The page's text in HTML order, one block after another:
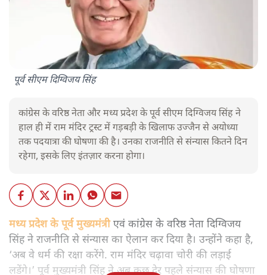
पूर्व सीएम दिग्विजय सिंह
कांग्रेस के वरिष्ठ नेता और मध्य प्रदेश के पूर्व सीएम दिग्विजय सिंह ने
हाल ही में राम मंदिर ट्रस्ट में गड़बड़ी के खिलाफ उज्जैन से अयोध्या
तक पदयात्रा की घोषणा की है। उनका राजनीति से संन्यास कितने दिन
रहेगा, इसके लिए इंतज़ार करना होगा।
मध्य प्रदेश के पूर्व मुख्यमंत्रीएवं कांग्रेस के वरिष्ठ नेता दिग्विजय
सिंह ने राजनीति से संन्यास का ऐलान कर दिया है। उन्होंने कहा है,
‘अब वे धर्म की रक्षा करेंगे. राम मंदिर चढ़ावा चोरी की लड़ाई
लडेंगे।’ पूर्व मुख्यमंत्री सिंह ने अब कुछ देर पहले संन्यास की घोषणा